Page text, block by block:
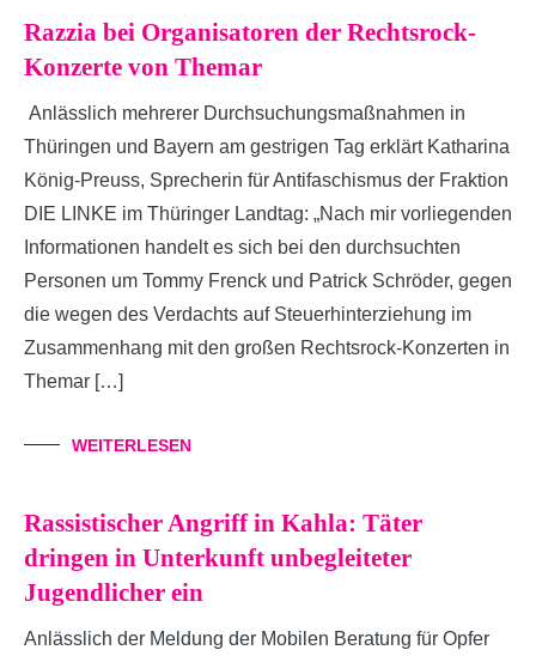
Razzia bei Organisatoren der Rechtsrock-
Konzerte von Themar
Anlässlich mehrerer Durchsuchungsmaßnahmen in
Thüringen und Bayern am gestrigen Tag erklärt Katharina
König-Preuss, Sprecherin für Antifaschismus der Fraktion
DIE LINKE im Thüringer Landtag: „Nach mir vorliegenden
Informationen handelt es sich bei den durchsuchten
Personen um Tommy Frenck und Patrick Schröder, gegen
die wegen des Verdachts auf Steuerhinterziehung im
Zusammenhang mit den großen Rechtsrock-Konzerten in
Themar […]
WEITERLESEN
Rassistischer Angriff in Kahla: Täter
dringen in Unterkunft unbegleiteter
Jugendlicher ein
Anlässlich der Meldung der Mobilen Beratung für Opfer